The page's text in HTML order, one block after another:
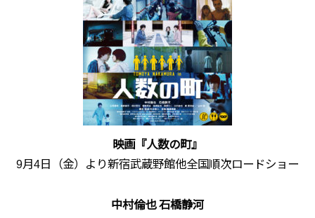
映画『人数の町』
9月4日（金）より新宿武蔵野館他全国順次ロードショー
中村倫也 石橋静河